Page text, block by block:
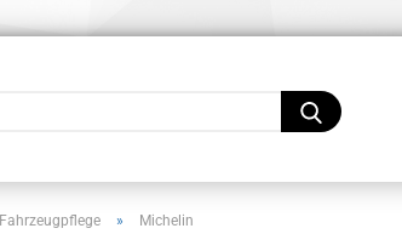
Fahrzeugpflege » Michelin